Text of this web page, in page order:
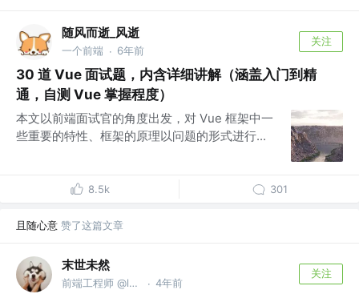
随风而逝_风逝
一个前端 · 6年前
关注
30 道 Vue 面试题，内含详细讲解（涵盖入门到精
通，自测 Vue 掌握程度）
本文以前端面试官的角度出发，对 Vue 框架中一
些重要的特性、框架的原理以问题的形式进行...
8.5k 301
且随心意 赞了这篇文章
末世未然
前端工程师 @lw@2024 · 4年前
关注